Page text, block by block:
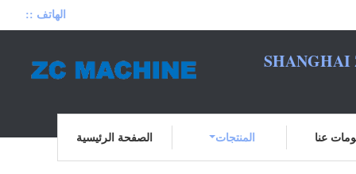
الهاتف ::
SHANGHAI
الصفحة الرئيسية المنتجات عنا